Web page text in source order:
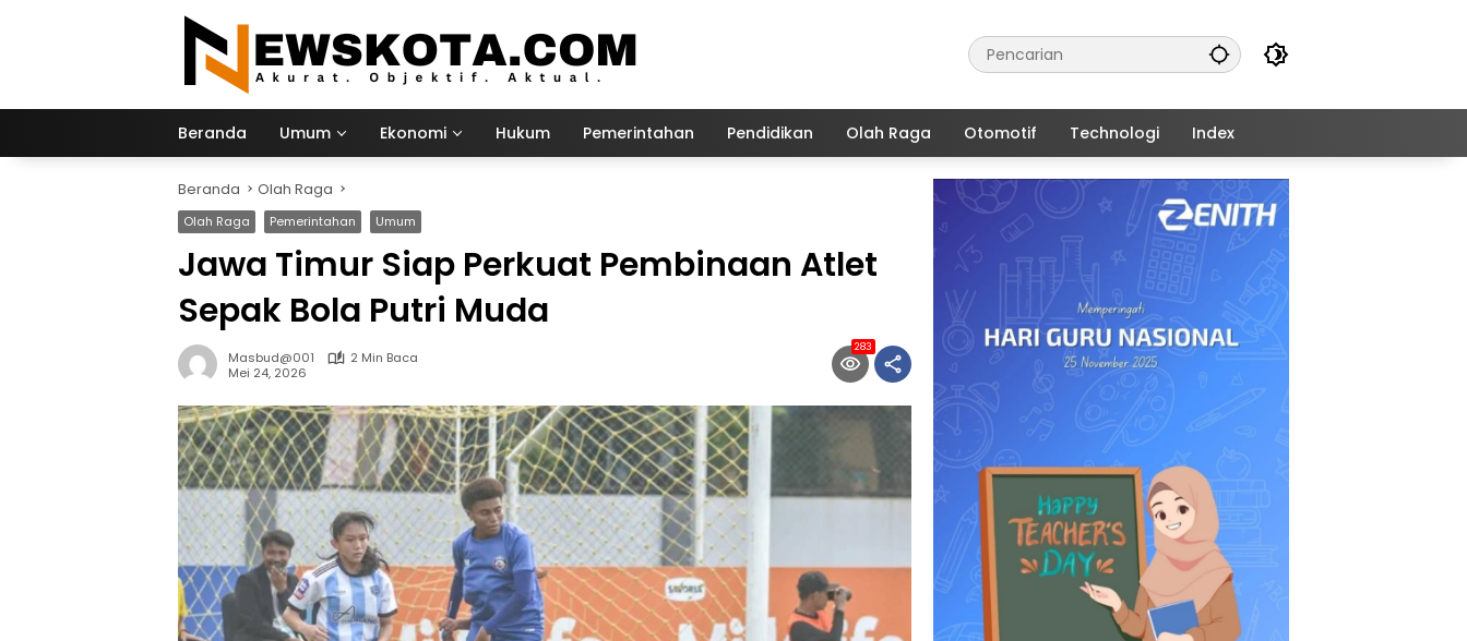
Beranda Umum Ekonomi Hukum Pemerintahan Pendidikan Olah Raga Otomotif Technologi Index
Beranda Olah Raga
Olah Raga Pemerintahan Umum
Jawa Timur Siap Perkuat Pembinaan Atlet
Sepak Bola Putri Muda
Masbud@001
2 Min Baca
Mei 24, 2026
283